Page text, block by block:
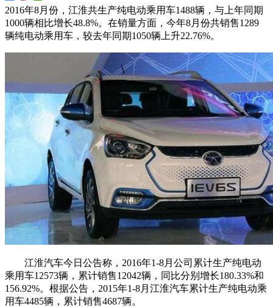
2016年8月份，江淮共生产纯电动乘用车1488辆，与上年同期
1000辆相比增长48.8%。在销量方面，今年8月份共销售1289
辆纯电动乘用车，较去年同期1050辆上升22.76%。
江淮汽车今日公告称，2016年1-8月公司累计生产纯电动
乘用车12573辆，累计销售12042辆，同比分别增长180.33%和
156.92%。根据公告，2015年1-8月江淮汽车累计生产纯电动乘
用车4485辆，累计销售4687辆。